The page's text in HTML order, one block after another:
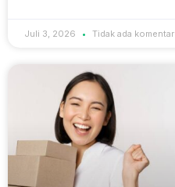
Juli 3, 2026 Tidak ada komentar